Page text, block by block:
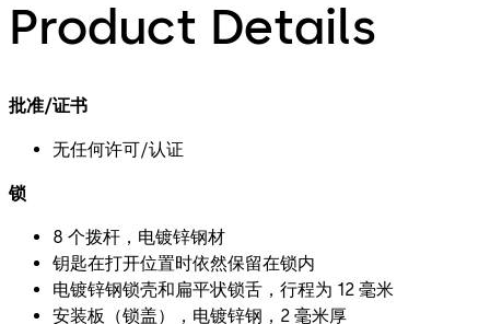
Product Details
批准/证书
无任何许可/认证
锁
8 个拨杆，电镀锌钢材
钥匙在打开位置时依然保留在锁内
电镀锌钢锁壳和扁平状锁舌，行程为 12 毫米
安装板（锁盖），电镀锌钢，2 毫米厚